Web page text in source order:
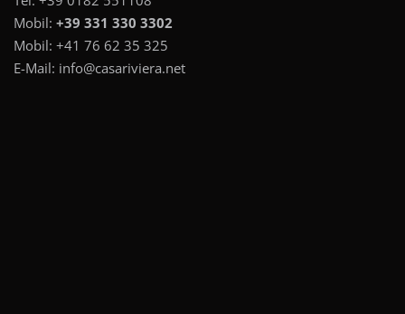
Mobil: +39 331 330 3302
Mobil: +41 76 62 35 325
E-Mail: info@casariviera.net